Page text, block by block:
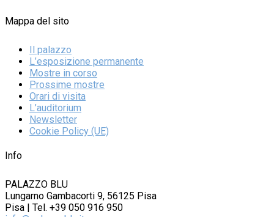
Mappa del sito
Il palazzo
L’esposizione permanente
Mostre in corso
Prossime mostre
Orari di visita
L’auditorium
Newsletter
Cookie Policy (UE)
Info
PALAZZO BLU
Lungarno Gambacorti 9, 56125 Pisa
Pisa | Tel. +39 050 916 950